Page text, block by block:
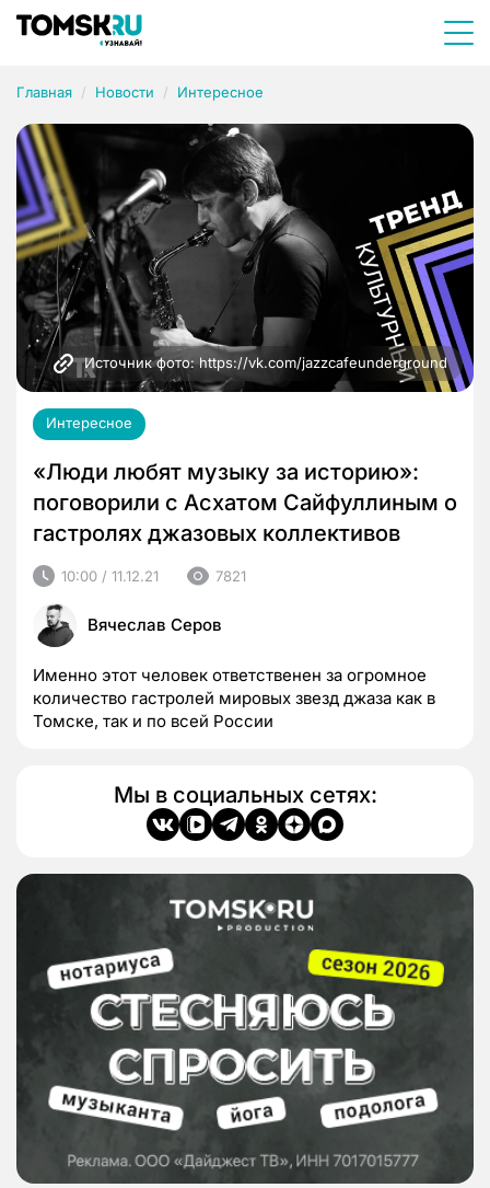
Главная Новости Интересное
Источник фото: https://vk.com/jazzcafeunderground
Интересное
«Люди любят музыку за историю»:
поговорили с Асхатом Сайфуллиным о
гастролях джазовых коллективов
10:00 / 11.12.21 7821
Вячеслав Серов
Именно этот человек ответственен за огромное
количество гастролей мировых звезд джаза как в
Томске, так и по всей России
Мы в социальных сетях: